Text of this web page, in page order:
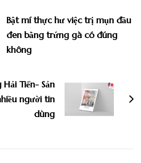
Bật mí thực hư việc trị mụn đầu
đen bằng trứng gà có đúng
không
Tiến- Sản
người tin
dùng